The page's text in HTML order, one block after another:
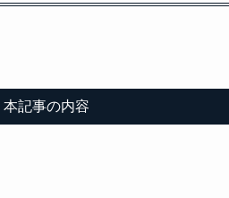
本記事の内容